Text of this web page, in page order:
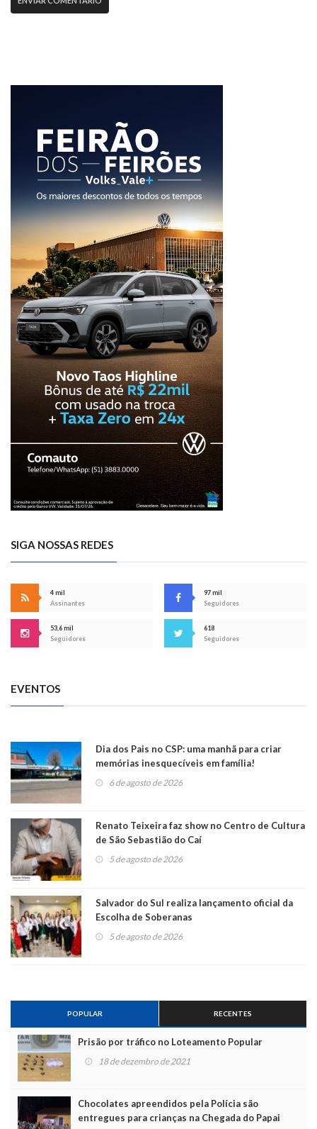
SIGA NOSSAS REDES
4 mil
Assinantes
97 mil
Seguidores
53,6 mil
Seguidores
618
Seguidores
EVENTOS
Dia dos Pais no CSP: uma manhã para criar
memórias inesquecíveis em família!
6 de agosto de 2026
Renato Teixeira faz show no Centro de Cultura
de São Sebastião do Caí
5 de agosto de 2026
Salvador do Sul realiza lançamento oficial da
Escolha de Soberanas
5 de agosto de 2026
POPULAR RECENTES
Prisão por tráfico no Loteamento Popular
18 de dezembro de 2021
Chocolates apreendidos pela Polícia são
entregues para crianças na Chegada do Papai